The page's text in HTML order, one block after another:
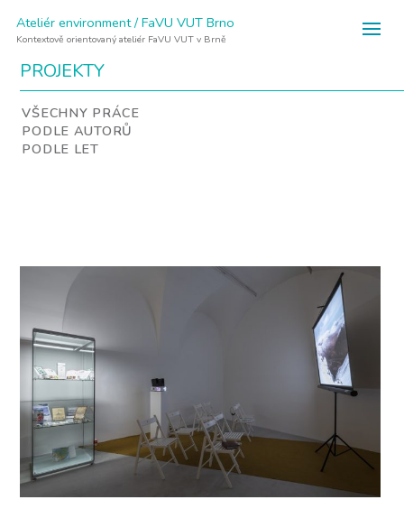
Ateliér environment / FaVU VUT Brno
Kontextově orientovaný ateliér FaVU VUT v Brně
PROJEKTY
VŠECHNY PRÁCE
PODLE AUTORŮ
PODLE LET